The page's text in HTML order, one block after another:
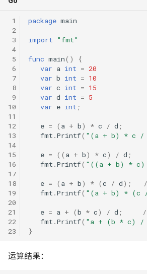
1
2
3
4
5
6
7
8
9
10
11
12
13
14
15
16
17
18
19
20
21
22
23
package main
import "fmt"
func main()
{
var a int = 20
var b int = 10
var c int = 15
var d int = 5
var e int ;
e = ( a + b) * c / d ;
fmt .Printf( "(a + b) * c /
e = (( a + b) * c) / d ;
fmt .Printf( "((a + b) * c)
e = ( a + b) * (c / d);
fmt .Printf( "(a + b) * (c /
e = a + (b * c) / d ;
fmt .Printf( "a + (b * c) /
}
运算结果：